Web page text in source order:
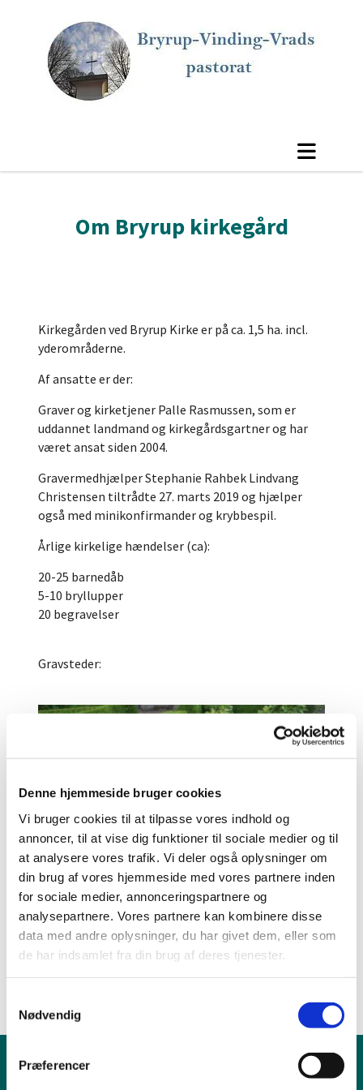
Denne hjemmeside bruger cookies
Vi bruger cookies til at tilpasse vores indhold og
annoncer, til at vise dig funktioner til sociale medier og til
at analysere vores trafik. Vi deler også oplysninger om
din brug af vores hjemmeside med vores partnere inden
for sociale medier, annonceringspartnere og
analysepartnere. Vores partnere kan kombinere disse
data med andre oplysninger, du har givet dem, eller som
de har indsamlet fra din brug af deres tjenester.
m
Nødvendig
Præferencer
Om Bryrup kirkegård
Kirkegården ved Bryrup Kirke er på ca. 1,5 ha. incl.
yderområderne.
Af ansatte er der:
Graver og kirketjener Palle Rasmussen, som er
uddannet landmand og kirkegårdsgartner og har
været ansat siden 2004.
Gravermedhjælper Stephanie Rahbek Lindvang
Christensen tiltrådte 27. marts 2019 og hjælper
også med minikonfirmander og krybbespil.
Årlige kirkelige hændelser (ca):
20-25 barnedåb
5-10 bryllupper
20 begravelser
Gravsteder:
Der er 430 gravsteder.
Fredningsperioder:
Kister: 30 år
Urner: 10 år
Børn & Unge